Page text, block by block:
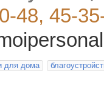
48, 45-
для дома